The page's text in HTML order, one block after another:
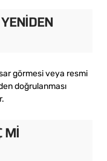
görmesi veya resmi
doğrulanması
MI